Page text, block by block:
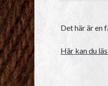
Det här är en
Här kan du